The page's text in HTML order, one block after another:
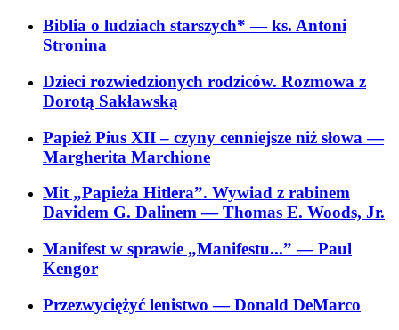
Biblia o ludziach starszych*— ks. Antoni
Stronina
Dzieci rozwiedzionych rodziców. Rozmowa z
Dorotą Sakławską
Papież Pius XII – czyny cenniejsze niż słowa—
Margherita Marchione
Mit „Papieża Hitlera”. Wywiad z rabinem
Davidem G. Dalinem— Thomas E. Woods, Jr.
Manifest w sprawie „Manifestu...”— Paul
Kengor
Przezwyciężyć lenistwo— Donald DeMarco